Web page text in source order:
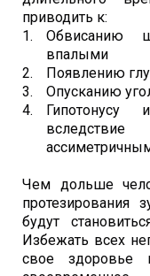
приводить к:
Обвисанию
впалыми
Появлению
Опусканию
Чем дольше
будут
Избежать всех
свое здоровье